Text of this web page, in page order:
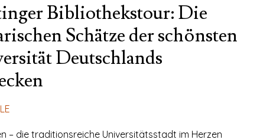
Bibliothekstour: Die
Schätze der schönsten
Deutschlands
– die traditionsreiche Universitätsstadt im Herzen